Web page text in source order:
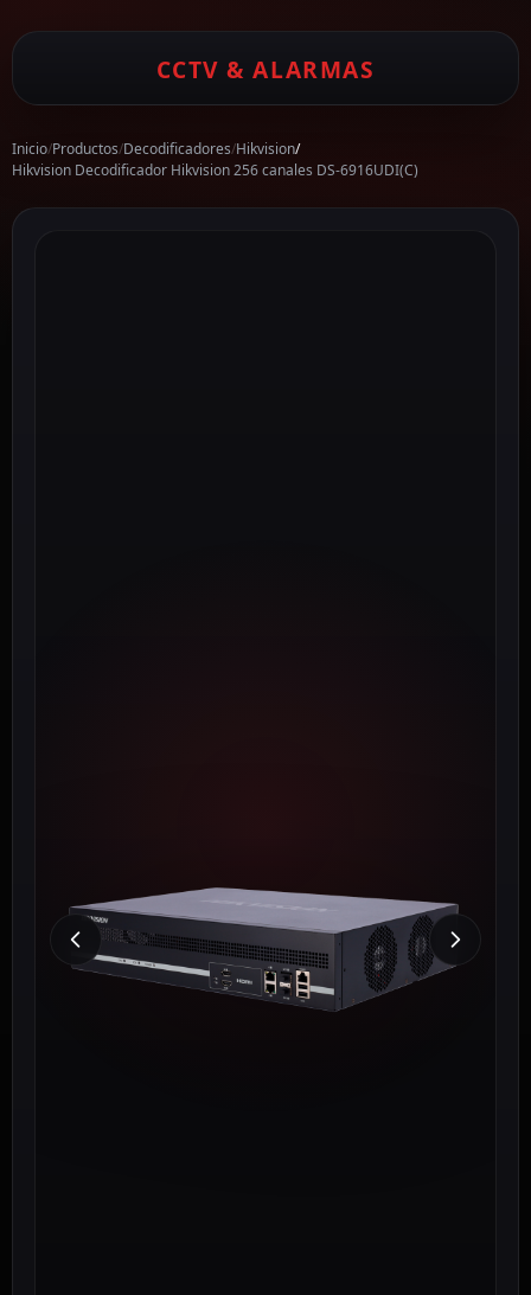
CCTV & ALARMAS
Inicio/Productos/Decodificadores/Hikvision/
Hikvision Decodificador Hikvision 256 canales DS-6916UDI(C)